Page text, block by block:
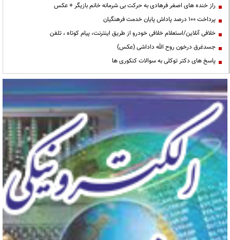
راز خنده های اصغر فرهادی به حرکت بی شرمانه خانم بازیگر + عکس
پرداخت ۱۰۰ درصد پاداش پایان خدمت فرهنگیان
خلافی آنلاین/استعلام خلافی خودرو از طریق اینترنت، پیام کوتاه ، تلفن
جسدغرق درخون روح الله داداشی (عکس)
پاسخ های دکتر توکلی به سوالات کنکوری ها